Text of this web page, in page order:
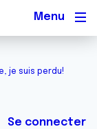
je suis perdu!
Se connecter